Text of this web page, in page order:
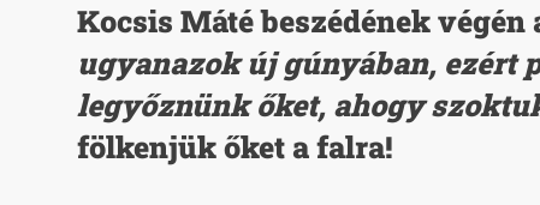
Kocsis Máté beszédének
ugyanazok új gúnyában, ezért
legyőznünk őket, ahogy
fölkenjük őket a falra!